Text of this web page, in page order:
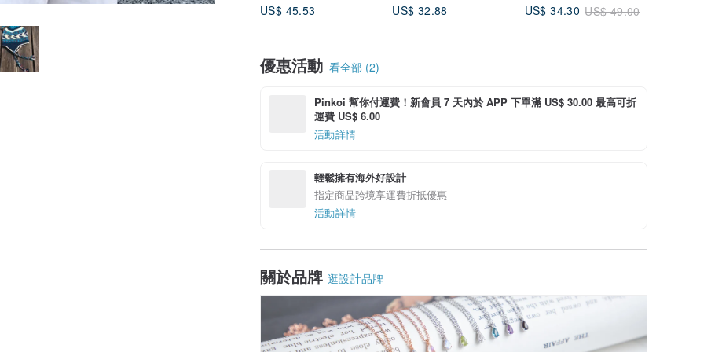
US$ 45.53 US$ 32.88 US$ 34.30 US$ 49.00
優惠活動 看全部 (2)
Pinkoi 幫你付運費！新會員 7 天內於 APP 下單滿 US$ 30.00 最高可折
運費 US$ 6.00
活動詳情
輕鬆擁有海外好設計
指定商品跨境享運費折抵優惠
活動詳情
關於品牌 逛設計品牌